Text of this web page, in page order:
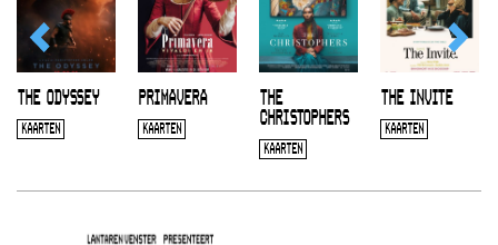
THE ODYSSEY
KAARTEN
PRIMAVERA
KAARTEN
THE
CHRISTOPHERS
KAARTEN
THE INVITE
KAARTEN